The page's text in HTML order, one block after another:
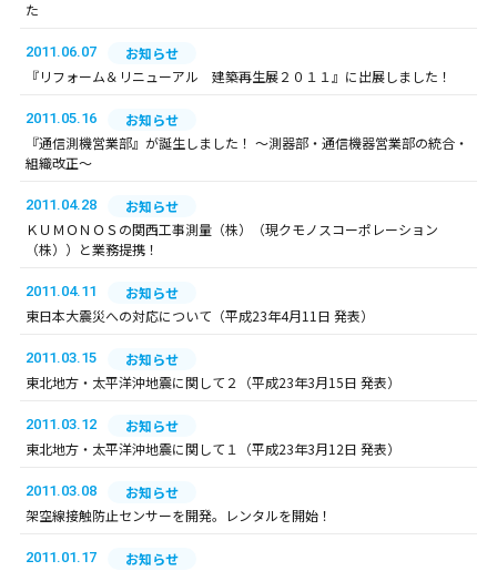
た
2011.06.07
お知らせ
『リフォーム＆リニューアル 建築再生展２０１１』に出展しました！
2011.05.16
お知らせ
『通信測機営業部』が誕生しました！ ～測器部・通信機器営業部の統合・
組織改正～
2011.04.28
お知らせ
ＫＵＭＯＮＯＳの関西工事測量（株）（現クモノスコーポレーション
（株））と業務提携！
2011.04.11
お知らせ
東日本大震災への対応について（平成23年4月11日 発表）
2011.03.15
お知らせ
東北地方・太平洋沖地震に関して２（平成23年3月15日 発表）
2011.03.12
お知らせ
東北地方・太平洋沖地震に関して１（平成23年3月12日 発表）
2011.03.08
お知らせ
架空線接触防止センサーを開発。レンタルを開始！
2011.01.17
お知らせ